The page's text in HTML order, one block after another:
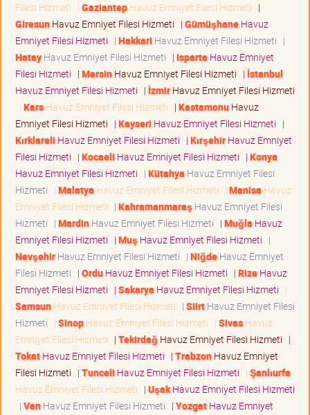
Filesi Hizmeti | GaziantepHavuz Emniyet Filesi Hizmeti |
GiresunHavuz Emniyet Filesi Hizmeti | GümüşhaneHavuz
Emniyet Filesi Hizmeti | Hakkari Havuz Emniyet Filesi Hizmeti |
HatayHavuz Emniyet Filesi Hizmeti | Isparta Havuz Emniyet
Filesi Hizmeti | MersinHavuz Emniyet Filesi Hizmeti | İstanbul
Havuz Emniyet Filesi Hizmeti | İzmirHavuz Emniyet Filesi Hizmeti
| KarsHavuz Emniyet Filesi Hizmeti | KastamonuHavuz
Emniyet Filesi Hizmeti | Kayseri Havuz Emniyet Filesi Hizmeti |
Kırklareli Havuz Emniyet Filesi Hizmeti | KırşehirHavuz Emniyet
Filesi Hizmeti | Kocaeli Havuz Emniyet Filesi Hizmeti | Konya
Havuz Emniyet Filesi Hizmeti | Kütahya Havuz Emniyet Filesi
Hizmeti | Malatya Havuz Emniyet Filesi Hizmeti | Manisa Havuz
Emniyet Filesi Hizmeti | Kahramanmaraş Havuz Emniyet Filesi
Hizmeti | MardinHavuz Emniyet Filesi Hizmeti | Muğla Havuz
Emniyet Filesi Hizmeti | Muş Havuz Emniyet Filesi Hizmeti |
NevşehirHavuz Emniyet Filesi Hizmeti | NiğdeHavuz Emniyet
Filesi Hizmeti | OrduHavuz Emniyet Filesi Hizmeti | RizeHavuz
Emniyet Filesi Hizmeti | Sakarya Havuz Emniyet Filesi Hizmeti |
SamsunHavuz Emniyet Filesi Hizmeti | SiirtHavuz Emniyet Filesi
Hizmeti | SinopHavuz Emniyet Filesi Hizmeti | SivasHavuz
Emniyet Filesi Hizmeti | Tekirdağ Havuz Emniyet Filesi Hizmeti |
TokatHavuz Emniyet Filesi Hizmeti | TrabzonHavuz Emniyet
Filesi Hizmeti | Tunceli Havuz Emniyet Filesi Hizmeti | Şanlıurfa
Havuz Emniyet Filesi Hizmeti | UşakHavuz Emniyet Filesi Hizmeti
| VanHavuz Emniyet Filesi Hizmeti | YozgatHavuz Emniyet